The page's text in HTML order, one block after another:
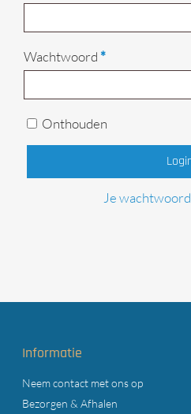
Wachtwoord *Vereist
Onthouden
Je
Informatie
Neem contact met ons op
Bezorgen & Afhalen